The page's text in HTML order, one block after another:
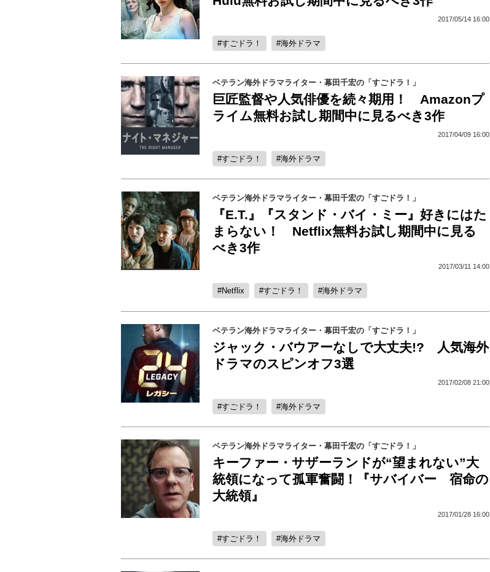
2017/05/14 16:00
すごドラ！ 海外ドラマ
ベテラン海外ドラマライター・幕田千宏の「すごドラ！」
巨匠監督や人気俳優を続々期用！ Amazonプ
ライム無料お試し期間中に見るべき3作
2017/04/09 16:00
すごドラ！ 海外ドラマ
ベテラン海外ドラマライター・幕田千宏の「すごドラ！」
『E.T.』『スタンド・バイ・ミー』好きにはた
まらない！ Netflix無料お試し期間中に見る
べき3作
2017/03/11 14:00
Netflix すごドラ！ 海外ドラマ
ベテラン海外ドラマライター・幕田千宏の「すごドラ！」
ジャック・バウアーなしで大丈夫!? 人気海外
ドラマのスピンオフ3選
2017/02/08 21:00
すごドラ！ 海外ドラマ
ベテラン海外ドラマライター・幕田千宏の「すごドラ！」
キーファー・サザーランドが“望まれない”大
統領になって孤軍奮闘！『サバイバー 宿命の
大統領』
2017/01/28 16:00
すごドラ！ 海外ドラマ